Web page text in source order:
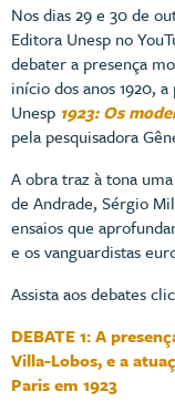
Nos dias 29 e 30 de
Editora Unesp no
debater a presença
início dos anos 1920,
Unesp 1923: Os
pela pesquisadora
A obra traz à tona
de Andrade, Sérgio
ensaios que
e os vanguardistas
Assista aos debates
DEBATE 1: A
Villa-Lobos, e a
Paris em 1923